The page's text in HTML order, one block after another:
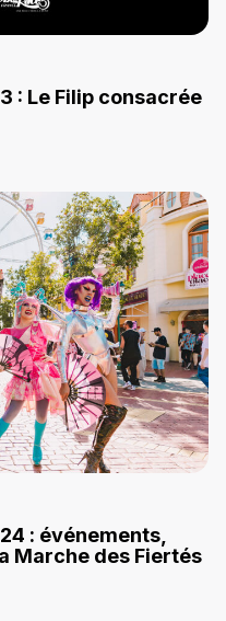
: Le Filip consacrée
: événements,
Marche des Fiertés